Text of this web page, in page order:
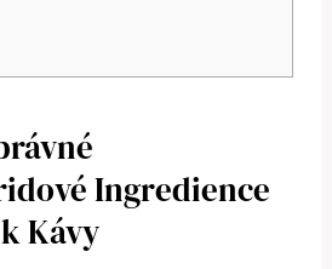
Ingredience
Kávy